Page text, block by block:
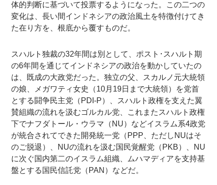
体的判断に基づいて投票するようになった。この二つの
変化は、長い間インドネシアの政治風土を特徴付けてき
た在り方を、根底から覆すものだ。
スハルト独裁の32年間は別として、ポスト･スハルト期
の6年間を通じてインドネシアの政治を動かしていたの
は、既成の大政党だった。独立の父、スカルノ元大統領
の娘、メガワティ女史（10月19日まで大統領）を党首
とする闘争民主党（PDI-P）、スハルト政権を支えた翼
賛組織の流れを汲むゴルカル党、これまたスハルト政権
下でナフダトール・ウラマ（NU）などイスラム系4政党
が統合されてできた開発統一党（PPP、ただしNUはそ
のご脱退）、NUの流れを汲む国民覚醒党（PKB）、NU
に次ぐ国内第二のイスラム組織、ムハマディアを支持基
盤とする国民信託党（PAN）などだ。